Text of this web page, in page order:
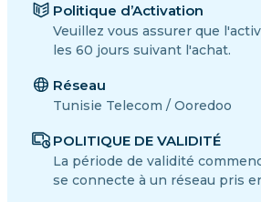
Politique d’Activation
Veuillez vous assurer que
les 60 jours suivant l'achat.
Réseau
Tunisie Telecom / Ooredoo
POLITIQUE DE VALIDITÉ
La période de validité
se connecte à un réseau pris